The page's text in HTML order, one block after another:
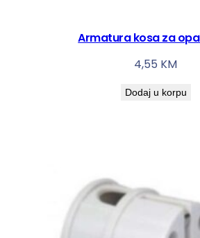
Armatura kosa za
4,55 KM
Dodaj u korpu